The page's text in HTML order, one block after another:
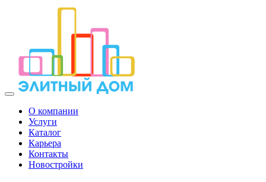
О компании
Услуги
Каталог
Карьера
Контакты
Новостройки